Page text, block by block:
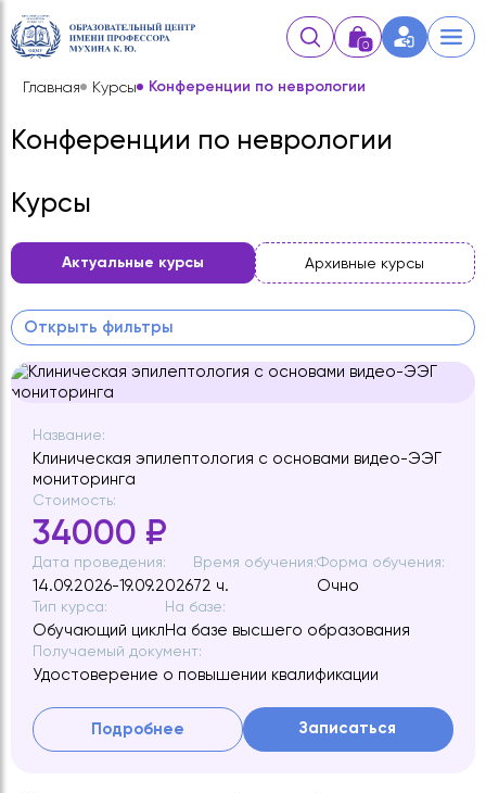
0
Главная Курсы Конференции по неврологии
Конференции по неврологии
Курсы
Актуальные курсы Архивные курсы
Открыть фильтры
Название:
Клиническая эпилептология с основами видео-ЭЭГ
мониторинга
Стоимость:
34000 ₽
Дата проведения:
14.09.2026-19.09.2026
Время обучения:
72 ч.
Форма обучения:
Очно
Тип курса:
Обучающий цикл
На базе:
На базе высшего образования
Получаемый документ:
Удостоверение о повышении квалификации
Подробнее Записаться